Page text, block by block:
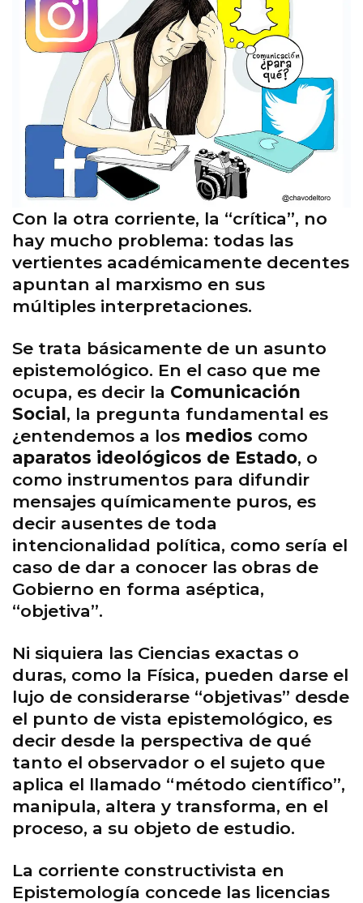
Con la otra corriente, la “crítica”, no
hay mucho problema: todas las
vertientes académicamente decentes
apuntan al marxismo en sus
múltiples interpretaciones.
Se trata básicamente de un asunto
epistemológico. En el caso que me
ocupa, es decir la Comunicación
Social , la pregunta fundamental es
¿entendemos a los medios como
aparatos ideológicos de Estado, o
como instrumentos para difundir
mensajes químicamente puros, es
decir ausentes de toda
intencionalidad política, como sería el
caso de dar a conocer las obras de
Gobierno en forma aséptica,
“objetiva”.
Ni siquiera las Ciencias exactas o
duras, como la Física, pueden darse el
lujo de considerarse “objetivas” desde
el punto de vista epistemológico, es
decir desde la perspectiva de qué
tanto el observador o el sujeto que
aplica el llamado “método científico”,
manipula, altera y transforma, en el
proceso, a su objeto de estudio.
La corriente constructivista en
Epistemología concede las licencias